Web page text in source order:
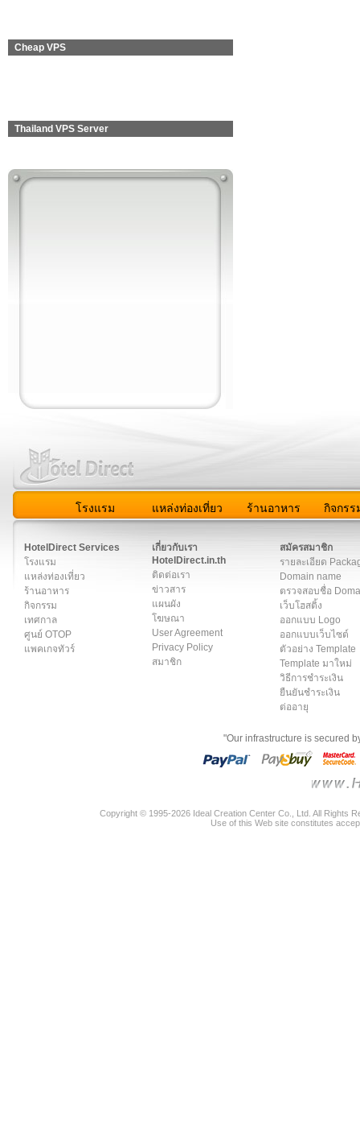
Cheap VPS
Thailand VPS Server
โรงแรม แหล่งท่องเที่ยว ร้านอาหาร กิจกรร
HotelDirect Services
โรงแรม
แหล่งท่องเที่ยว
ร้านอาหาร
กิจกรรม
เทศกาล
ศูนย์ OTOP
แพคเกจทัวร์
เกี่ยวกับเรา
HotelDirect.in.th
ติดต่อเรา
ข่าวสาร
แผนผัง
โฆษณา
User Agreement
Privacy Policy
สมาชิก
สมัครสมาชิก
รายละเอียด
Domain name
ตรวจสอบชื่อ
เว็บโฮสติ้ง
ออกแบบ Logo
ออกแบบเว็บไซต์
ตัวอย่าง Template
Template มาใหม่
วิธีการชำระเงิน
ยืนยันชำระเงิน
ต่ออายุ
"Our infrastructure is secured
Copyright © 1995-2026 Ideal Creation Center Co., Ltd. All Rights
Use of this Web site constitutes